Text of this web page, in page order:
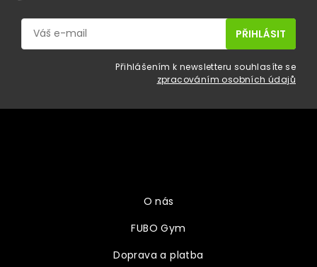
Přihlášením k newsletteru souhlasíte se
zpracováním osobních údajů
Z
O nás
FUBO Gym
Doprava a platba